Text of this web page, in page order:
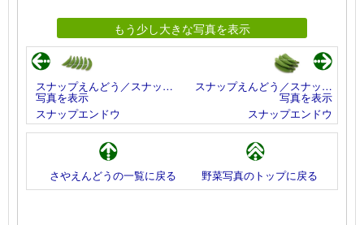
もう少し大きな写真を表示
スナップえんどう／スナッ…
写真を表示
スナップエンドウ
スナップえんどう／スナッ…
写真を表示
スナップエンドウ
さやえんどうの一覧に戻る 野菜写真のトップに戻る